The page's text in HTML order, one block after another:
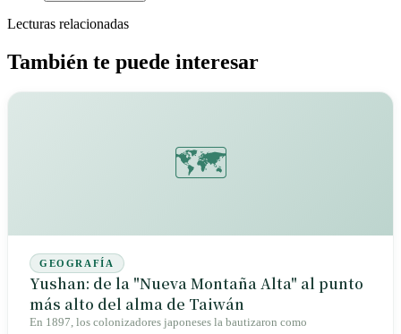
Lecturas relacionadas
También te puede interesar
🗺️
GEOGRAFÍA
Yushan: de la "Nueva Montaña Alta" al punto
más alto del alma de Taiwán
En 1897, los colonizadores japoneses la bautizaron como